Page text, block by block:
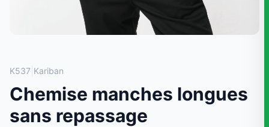
K537 Kariban
Chemise manches longues
sans repassage